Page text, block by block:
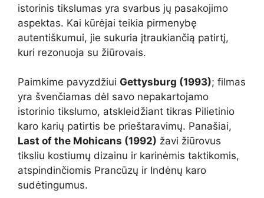
istorinis tikslumas yra svarbus jų pasakojimo
aspektas. Kai kūrėjai teikia pirmenybę
autentiškumui, jie sukuria įtraukiančią patirtį,
kuri rezonuoja su žiūrovais.
Paimkime pavyzdžiui Gettysburg (1993); filmas
yra švenčiamas dėl savo nepakartojamo
istorinio tikslumo, atskleidžiant tikras Pilietinio
karo karių patirtis be prieštaravimų. Panašiai,
Last of the Mohicans (1992) žavi žiūrovus
tiksliu kostiumų dizainu ir karinėmis taktikomis,
atspindinčiomis Prancūzų ir Indėnų karo
sudėtingumus.